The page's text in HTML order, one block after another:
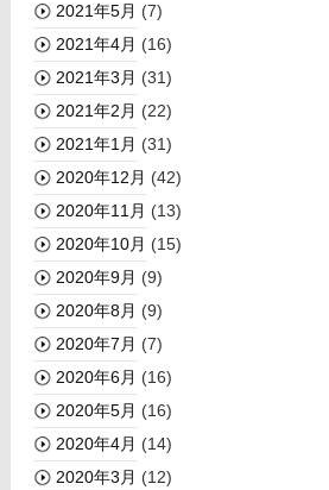
2021年5月 (7)
2021年4月 (16)
2021年3月 (31)
2021年2月 (22)
2021年1月 (31)
2020年12月 (42)
2020年11月 (13)
2020年10月 (15)
2020年9月 (9)
2020年8月 (9)
2020年7月 (7)
2020年6月 (16)
2020年5月 (16)
2020年4月 (14)
2020年3月 (12)